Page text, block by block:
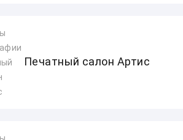
Печатный салон Артис